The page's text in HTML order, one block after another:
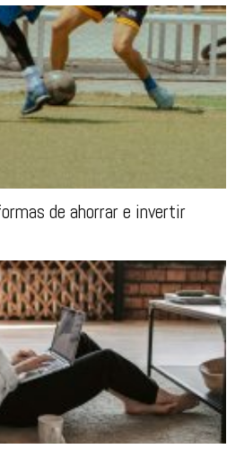
Fondos a las nuevas
de ahorrar e invertir